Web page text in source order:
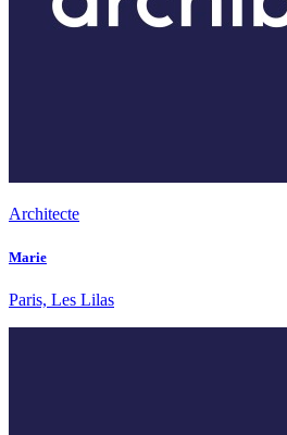
Architecte
Marie
Paris, Les Lilas